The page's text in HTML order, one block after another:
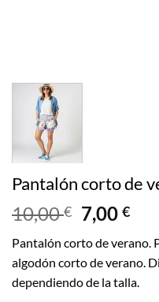
Pantalón corto de
10,00€ 7,00€
Pantalón corto de verano.
algodón corto de verano.
dependiendo de la talla.